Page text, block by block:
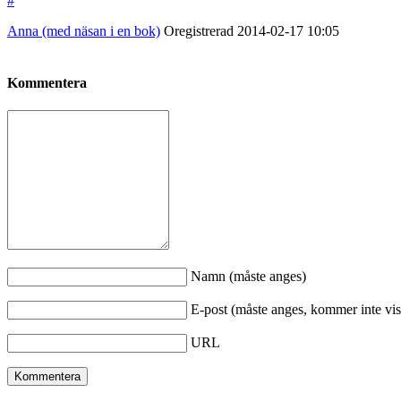
Anna (med näsan i en bok) Oregistrerad 2014-02-17 10:05
Kommentera
Namn (måste anges)
E-post (måste anges, kommer inte
URL